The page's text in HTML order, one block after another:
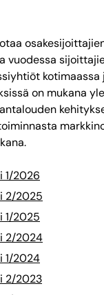
vuodessa
kotimaassa
on mukana
1/2026
2/2025
1/2025
2/2024
1/2024
2/2023